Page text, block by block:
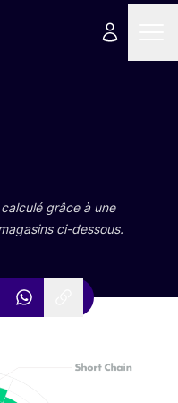
grâce à une
ci-dessous.